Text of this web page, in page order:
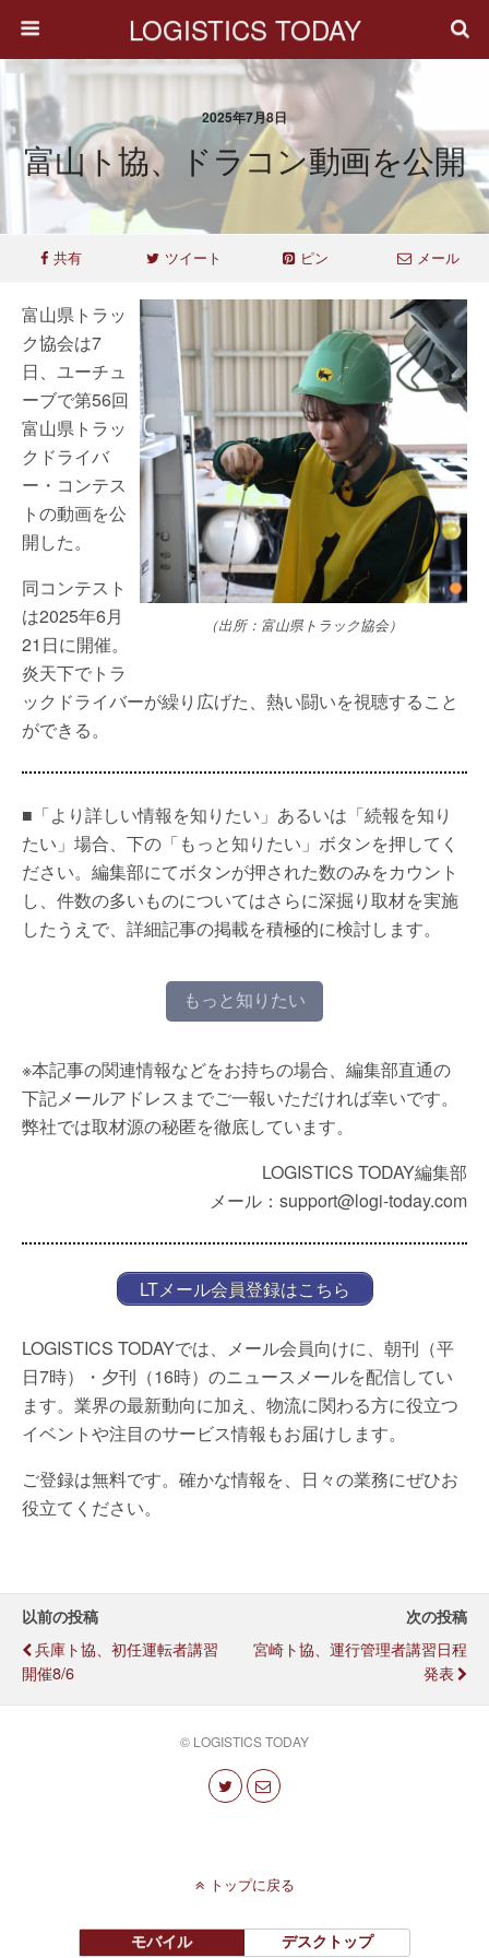
LOGISTICS TODAY
2025年7月8日
富山ト協、ドラコン動画を公開
共有 ツイート ピン メール
（出所：富山県トラック協会）
富山県トラッ
ク協会は7
日、ユーチュ
ーブで第56回
富山県トラッ
クドライバ
ー・コンテス
トの動画を公
開した。
同コンテスト
は2025年6月
21日に開催。
炎天下でトラ
ックドライバーが繰り広げた、熱い闘いを視聴すること
ができる。
■「より詳しい情報を知りたい」あるいは「続報を知り
たい」場合、下の「もっと知りたい」ボタンを押してく
ださい。編集部にてボタンが押された数のみをカウント
し、件数の多いものについてはさらに深掘り取材を実施
したうえで、詳細記事の掲載を積極的に検討します。
もっと知りたい
※本記事の関連情報などをお持ちの場合、編集部直通の
下記メールアドレスまでご一報いただければ幸いです。
弊社では取材源の秘匿を徹底しています。
LOGISTICS TODAY編集部
メール：support@logi-today.com
LTメール会員登録はこちら
LOGISTICS TODAYでは、メール会員向けに、朝刊（平
日7時）・夕刊（16時）のニュースメールを配信してい
ます。業界の最新動向に加え、物流に関わる方に役立つ
イベントや注目のサービス情報もお届けします。
ご登録は無料です。確かな情報を、日々の業務にぜひお
役立てください。
以前の投稿
兵庫ト協、初任運転者講習
開催8/6
次の投稿
宮崎ト協、運行管理者講習日程
発表
© LOGISTICS TODAY
トップに戻る
モバイル デスクトップ